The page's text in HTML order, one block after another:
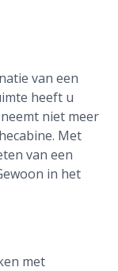
van een
heeft u
niet meer
Met
van een
in het
met